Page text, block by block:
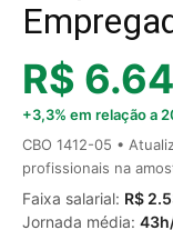
R$
+3,3% em relação a
CBO 1412-05 •
profissionais na
Faixa salarial: R$
Jornada média: